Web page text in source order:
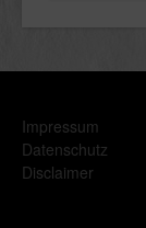
Impressum
Datenschutz
Disclaimer